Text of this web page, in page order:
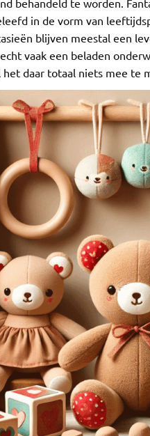
in de vorm van
blijven meestal een
vaak een beladen
daar totaal niets mee te